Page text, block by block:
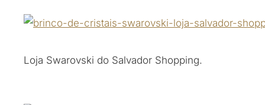
Loja Swarovski do Salvador Shopping.